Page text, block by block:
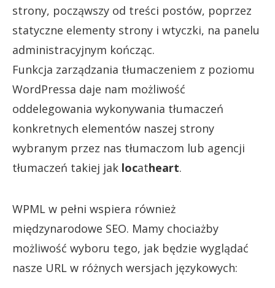
strony, począwszy od treści postów, poprzez
statyczne elementy strony i wtyczki, na panelu
administracyjnym kończąc.
Funkcja zarządzania tłumaczeniem z poziomu
WordPressa daje nam możliwość
oddelegowania wykonywania tłumaczeń
konkretnych elementów naszej strony
wybranym przez nas tłumaczom lub agencji
tłumaczeń takiej jak locatheart.
WPML w pełni wspiera również
międzynarodowe SEO. Mamy chociażby
możliwość wyboru tego, jak będzie wyglądać
nasze URL w różnych wersjach językowych: